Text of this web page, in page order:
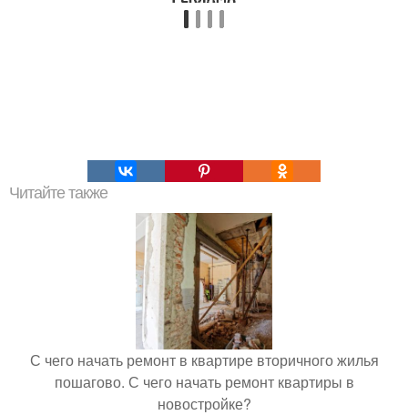
Читайте также
С чего начать ремонт в квартире вторичного жилья
пошагово. С чего начать ремонт квартиры в
новостройке?